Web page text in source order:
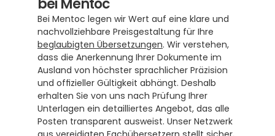
bei Mentoc
Bei Mentoc legen wir Wert auf eine klare und
beglaubigten Übersetzungen. Wir verstehen,
dass die Anerkennung Ihrer Dokumente im
Ausland von höchster sprachlicher Präzision
und offizieller Gültigkeit abhängt. Deshalb
erhalten Sie von uns nach Prüfung Ihrer
Unterlagen ein detailliertes Angebot, das alle
Posten transparent ausweist. Unser Netzwerk